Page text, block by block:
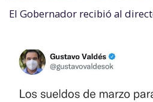
El Gobernador recibió al